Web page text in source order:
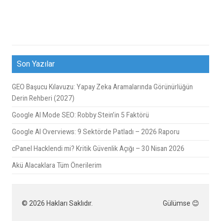
Son Yazılar
GEO Başucu Kılavuzu: Yapay Zeka Aramalarında Görünürlüğün
Derin Rehberi (2027)
Google AI Mode SEO: Robby Stein’in 5 Faktörü
Google AI Overviews: 9 Sektörde Patladı – 2026 Raporu
cPanel Hacklendi mi? Kritik Güvenlik Açığı – 30 Nisan 2026
Akü Alacaklara Tüm Önerilerim
© 2026 Hakları Saklıdır. Gülümse 😊